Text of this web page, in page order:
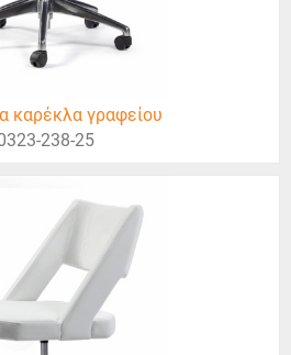
καρέκλα γραφείου
238-25